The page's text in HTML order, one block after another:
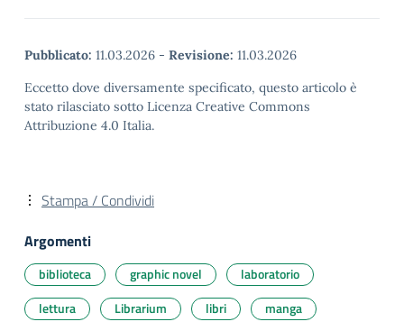
Pubblicato: 11.03.2026 - Revisione: 11.03.2026
Eccetto dove diversamente specificato, questo articolo è
stato rilasciato sotto Licenza Creative Commons
Attribuzione 4.0 Italia.
Stampa / Condividi
Argomenti
biblioteca graphic novel
laboratorio
lettura
Librarium libri manga